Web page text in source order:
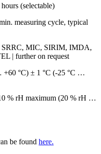
(selectable)
measuring cycle, typical
SRRC, MIC, SIRIM, IMDA,
| further on request
+60 °C) ± 1 °C (-25 °C …
% rH maximum (20 % rH …
be found here.